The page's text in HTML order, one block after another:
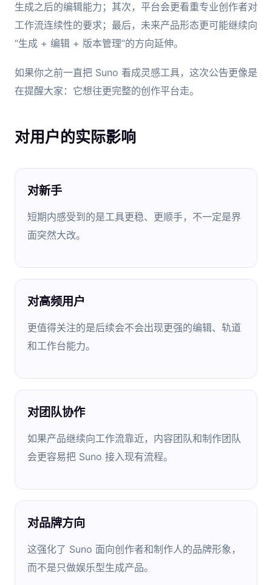
生成之后的编辑能力；其次，平台会更看重专业创作者对
工作流连续性的要求；最后，未来产品形态更可能继续向
“生成 + 编辑 + 版本管理”的方向延伸。
如果你之前一直把 Suno 看成灵感工具，这次公告更像是
在提醒大家：它想往更完整的创作平台走。
对用户的实际影响
对新手
短期内感受到的是工具更稳、更顺手，不一定是界
面突然大改。
对高频用户
更值得关注的是后续会不会出现更强的编辑、轨道
和工作台能力。
对团队协作
如果产品继续向工作流靠近，内容团队和制作团队
会更容易把 Suno 接入现有流程。
对品牌方向
这强化了 Suno 面向创作者和制作人的品牌形象，
而不是只做娱乐型生成产品。